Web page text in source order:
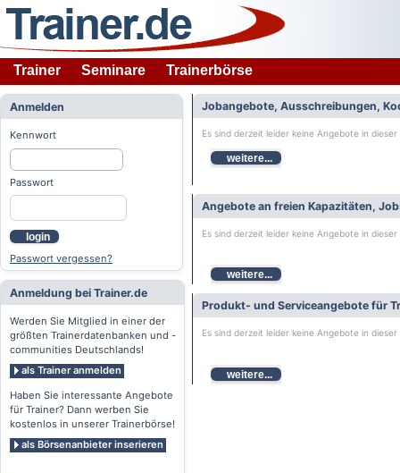
Trainer Seminare Trainerbörse
Anmelden
Kennwort
Passwort
login
Passwort vergessen?
Anmeldung bei Trainer.de
Werden Sie Mitglied in einer der
größten Trainerdatenbanken und -
communities Deutschlands!
als Trainer anmelden
Haben Sie interessante Angebote
für Trainer? Dann werben Sie
kostenlos in unserer Trainerbörse!
als Börsenanbieter inserieren
Jobangebote, Ausschreibungen,
Es sind derzeit leider keine Angebote in
weitere...
Angebote an freien Kapazitäten,
Es sind derzeit leider keine Angebote in
weitere...
Produkt- und Serviceangebote für
Es sind derzeit leider keine Angebote in
weitere...